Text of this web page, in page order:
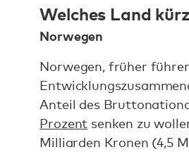
Welches Land
Norwegen
Norwegen, früher
Anteil des
Prozent senken zu
Milliarden Kronen (4,5